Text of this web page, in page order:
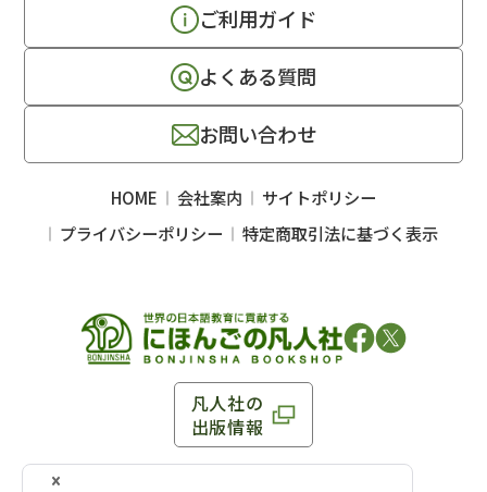
凡人社の
出版情報
〒102-0093 東京都千代田区平河町 1-3-13 8F
ご利用ガイド
よくある質問
お問い合わせ
HOME 会社案内
サイトポリシー
プライバシーポリシー
特定商取引法に基づく表示